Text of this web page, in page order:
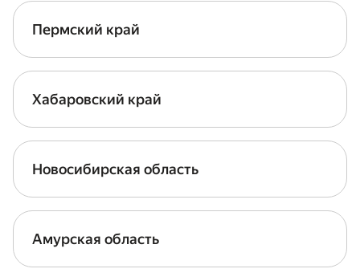
Пермский край
Хабаровский край
Новосибирская область
Амурская область